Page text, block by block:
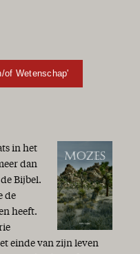
of Wetenschap'
in het
dan
Bijbel.
de
heeft.
einde van zijn leven